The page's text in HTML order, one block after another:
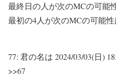
最終日の人が次のMCの可能
最初の4人が次のMCの可能
77: 君の名は 2024/03/03(日)
>>67